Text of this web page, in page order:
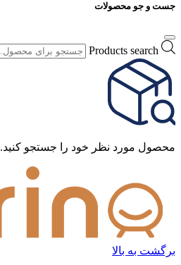
جست و جو محصولات
Products search
محصول مورد نظر خود را جستجو کنید.
برگشت به بالا